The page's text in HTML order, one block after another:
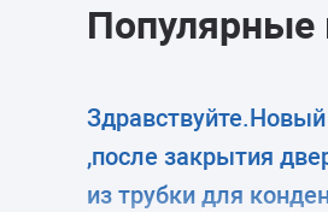
Популярные
,после закрытия
из трубки для